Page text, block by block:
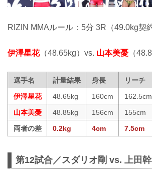
RIZIN MMAルール：5分 3R（49.0kg契約
伊澤星花（48.65kg）vs. 山本美憂 （
選手名 計量結果 身長
リーチ
伊澤星花
48.65kg 160cm
162.5cm
山本美憂
48.85kg 156cm
155cm
両者の差
0.2kg 4cm 7.5cm
第12試合／スダリオ剛 vs. 上田